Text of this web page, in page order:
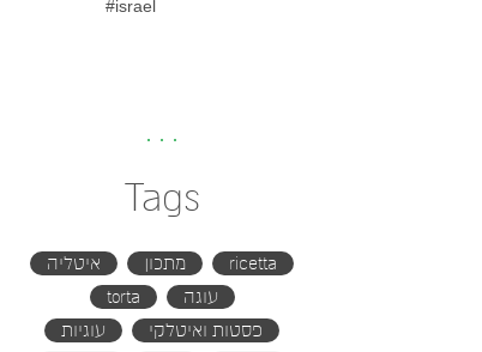
Tags
ricetta מתכון
איטליה
עוגה
torta
פסטות ואיטלקי
עוגיות